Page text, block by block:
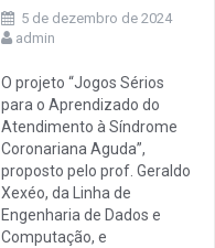
5 de dezembro de 2024
admin
O projeto “Jogos Sérios
para o Aprendizado do
Atendimento à Síndrome
Coronariana Aguda”,
proposto pelo prof. Geraldo
Xexéo, da Linha de
Engenharia de Dados e
Computação, e